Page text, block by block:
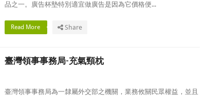
品之一。廣告杯墊特別適宜做廣告是因為它價格便...
Read More Share
臺灣領事事務局-充氣頸枕
臺灣領事事務局為一隸屬外交部之機關，業務攸關民眾權益，並且